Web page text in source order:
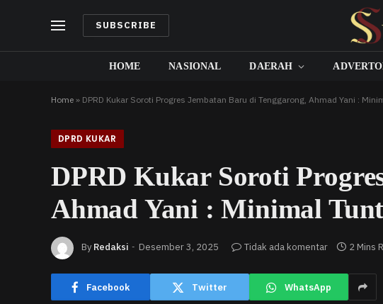
SUBSCRIBE
HOME NASIONAL DAERAH
Home » DPRD Kukar Soroti Progres Jembatan Baru di Tenggarong, Ahmad Yani :
DPRD KUKAR
DPRD Kukar Soroti
Ahmad Yani : Minimal
By Redaksi Desember 3, 2025 Tidak ada komentar 2 Mins
Facebook Twitter WhatsApp